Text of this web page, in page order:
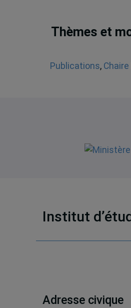
Thèmes et
Publications,
Institut
Adresse civique